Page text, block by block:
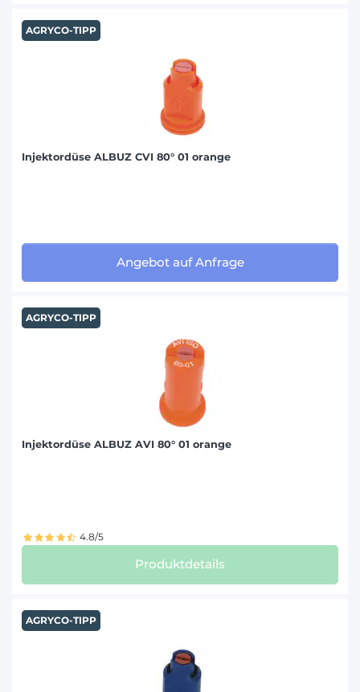
AGRYCO-TIPP
Injektordüse ALBUZ CVI 80° 01 orange
Angebot auf Anfrage
AGRYCO-TIPP
Injektordüse ALBUZ AVI 80° 01 orange
4.8/5
Produktdetails
AGRYCO-TIPP